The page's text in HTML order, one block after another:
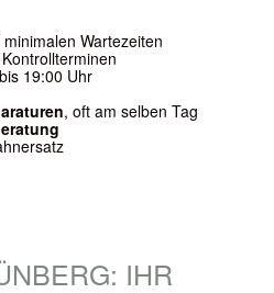
minimalen Wartezeiten
bis 19:00 Uhr
, oft am selben Tag
IHR